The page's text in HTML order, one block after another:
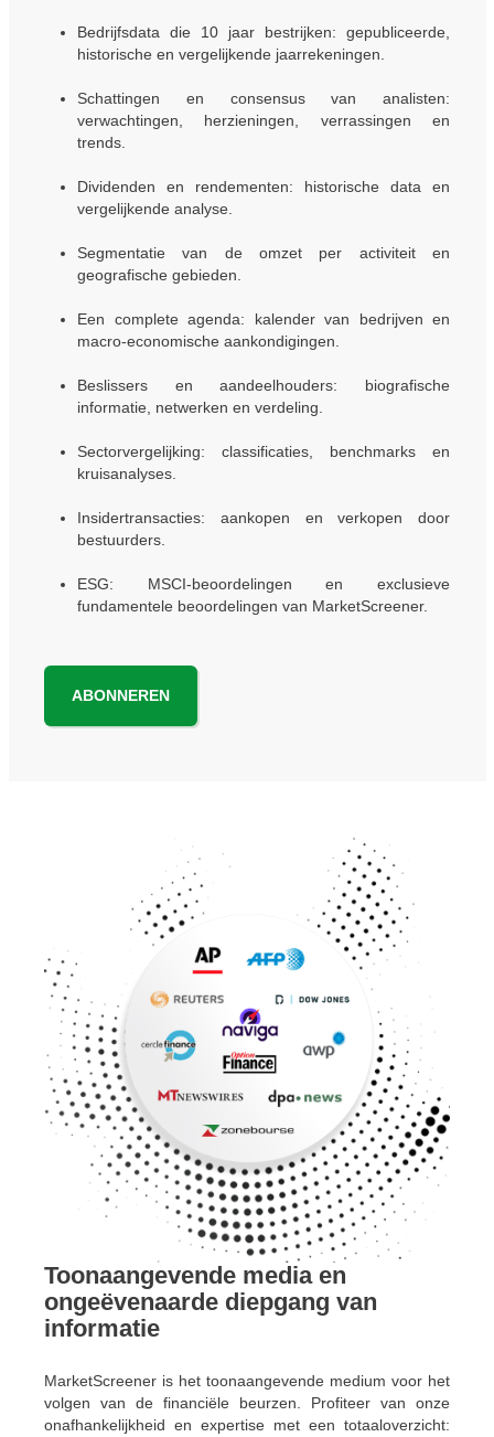
Bedrijfsdata die 10 jaar bestrijken: gepubliceerde,
historische en vergelijkende jaarrekeningen.
Schattingen en consensus van analisten:
verwachtingen, herzieningen, verrassingen en
trends.
Dividenden en rendementen: historische data en
vergelijkende analyse.
Segmentatie van de omzet per activiteit en
geografische gebieden.
Een complete agenda: kalender van bedrijven en
macro-economische aankondigingen.
Beslissers en aandeelhouders: biografische
informatie, netwerken en verdeling.
Sectorvergelijking: classificaties, benchmarks en
kruisanalyses.
Insidertransacties: aankopen en verkopen door
bestuurders.
ESG: MSCI-beoordelingen en exclusieve
fundamentele beoordelingen van MarketScreener.
ABONNEREN
Toonaangevende media en
ongeëvenaarde diepgang van
informatie
MarketScreener is het toonaangevende medium voor het
volgen van de financiële beurzen. Profiteer van onze
onafhankelijkheid en expertise met een totaaloverzicht: